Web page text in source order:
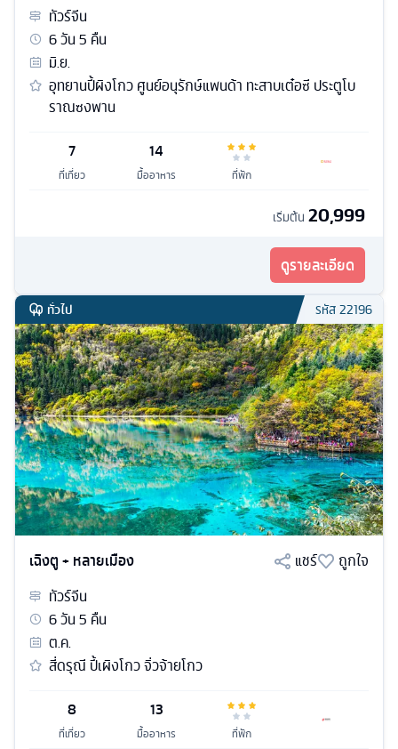
ทัวร์จีน
6วัน5 คืน
มิ.ย.
อุทยานปี้ผิงโกว ศูนย์อนุรักษ์แพนด้า ทะสาบเต๋อซี ประตูโบ
ราณซงพาน
7
ที่เที่ยว
14
มื้ออาหาร ที่พัก
เริ่มต้น 20,999
ดูรายละเอียด
ทั่วไป รหัส22196
เฉิงตู + หลายเมือง แชร์
ถูกใจ
ทัวร์จีน
6วัน5 คืน
ต.ค.
สี่ดรุณี ปี้เผิงโกว จิ่วจ้ายโกว
8
ที่เที่ยว
13
มื้ออาหาร ที่พัก